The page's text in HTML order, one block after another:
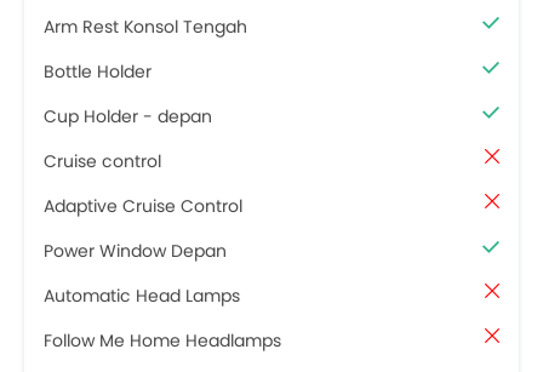
Arm Rest Konsol Tengah
Bottle Holder
Cup Holder - depan
Cruise control
Adaptive Cruise Control
Power Window Depan
Automatic Head Lamps
Follow Me Home Headlamps